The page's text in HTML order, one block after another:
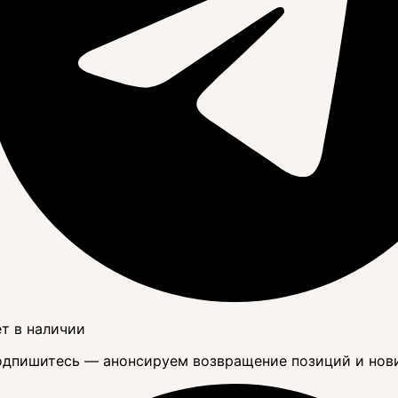
в наличии
— анонсируем возвращение позиций и